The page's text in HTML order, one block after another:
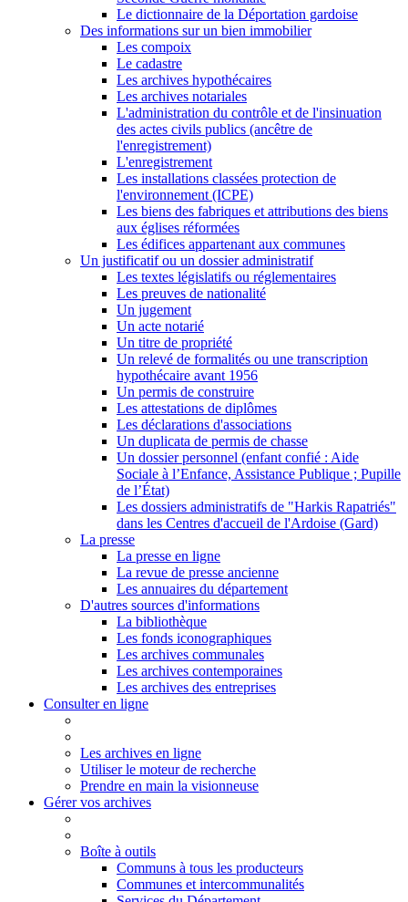
Le dictionnaire de la Déportation gardoise
Des informations sur un bien immobilier
Les compoix
Le cadastre
Les archives hypothécaires
Les archives notariales
L'administration du contrôle et de l'insinuation
des actes civils publics (ancêtre de
l'enregistrement)
L'enregistrement
Les installations classées protection de
l'environnement (ICPE)
Les biens des fabriques et attributions des biens
aux églises réformées
Les édifices appartenant aux communes
Un justificatif ou un dossier administratif
Les textes législatifs ou réglementaires
Les preuves de nationalité
Un jugement
Un acte notarié
Un titre de propriété
Un relevé de formalités ou une transcription
hypothécaire avant 1956
Un permis de construire
Les attestations de diplômes
Les déclarations d'associations
Un duplicata de permis de chasse
Un dossier personnel (enfant confié : Aide
Sociale à l’Enfance, Assistance Publique ; Pupille
de l’État)
Les dossiers administratifs de "Harkis Rapatriés"
dans les Centres d'accueil de l'Ardoise (Gard)
La presse
La presse en ligne
La revue de presse ancienne
Les annuaires du département
D'autres sources d'informations
La bibliothèque
Les fonds iconographiques
Les archives communales
Les archives contemporaines
Les archives des entreprises
Consulter en ligne
Les archives en ligne
Utiliser le moteur de recherche
Prendre en main la visionneuse
Gérer vos archives
Boîte à outils
Communs à tous les producteurs
Communes et intercommunalités